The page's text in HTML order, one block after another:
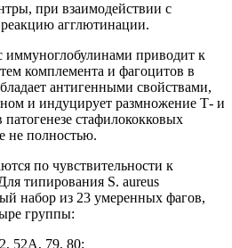
при взаимодействии с
агглютинации.
иммуноглобулинами приводит к
комплемента и фагоцитов в
антигенными свойствами,
и индуцирует размножение Т- и
стафилококковых
не полностью.
по чувствительности к
типирования S. aureus
набор из 23 умеренных фагов,
группы:
52А, 79, 80;